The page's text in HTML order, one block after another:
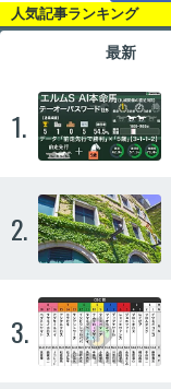
人気記事ランキング
最新
1.
2.
3.